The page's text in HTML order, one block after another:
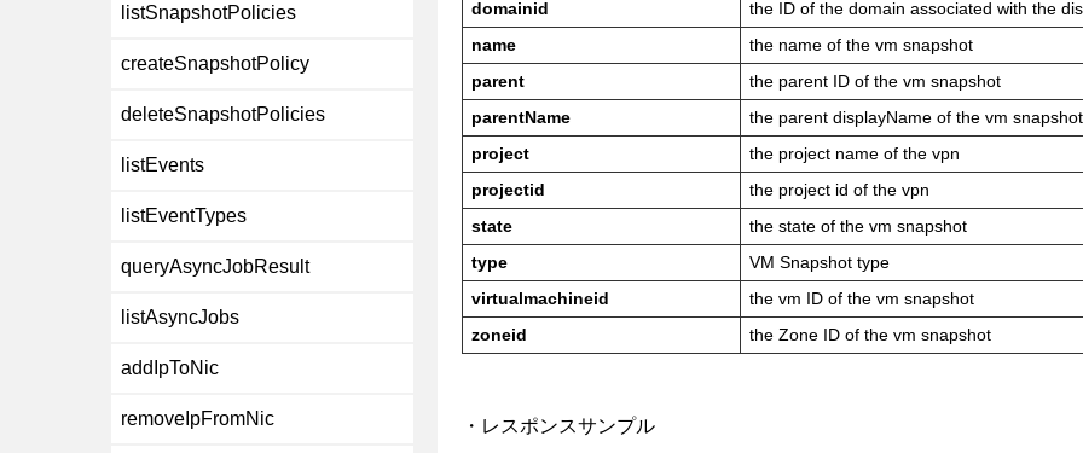
domainid
the ID of the domain associated with the
name
the name of the vm snapshot
parent
the parent ID of the vm snapshot
parentName
the parent displayName of the vm snapshot
project
the project name of the vpn
projectid
the project id of the vpn
state
the state of the vm snapshot
type
VM Snapshot type
virtualmachineid
the vm ID of the vm snapshot
zoneid
the Zone ID of the vm snapshot
・レスポンスサンプル
listSnapshotPolicies
createSnapshotPolicy
deleteSnapshotPolicies
listEvents
listEventTypes
queryAsyncJobResult
listAsyncJobs
addIpToNic
removeIpFromNic